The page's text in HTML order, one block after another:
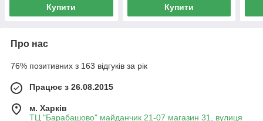
Купити Купити
Про нас
76% позитивних з 163 відгуків за рік
Працює з 26.08.2015
м. Харків
ТЦ "Барабашово" майданчик 21-07 магазин 31, вулиця